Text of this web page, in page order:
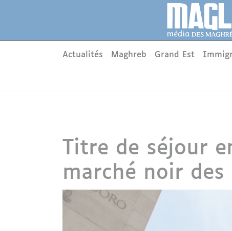
Main menu
Actualités Maghreb Grand Est
Titre de séjour
marché noir des